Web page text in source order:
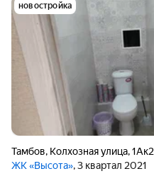
новостройка
Тамбов, Колхозная улица,1Ак2
ЖК «Высота», 3 квартал 2021